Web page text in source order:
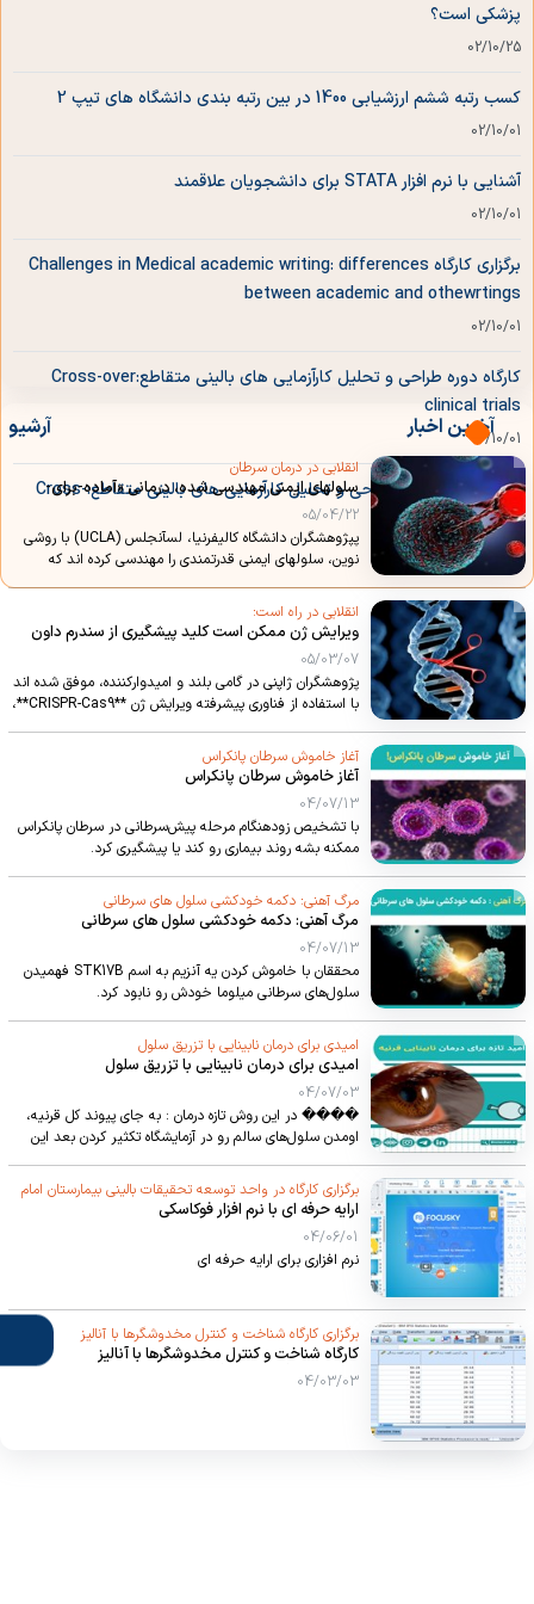
پزشکی است؟
02/10/25
کسب رتبه ششم ارزشیابی 1400 در بین رتبه بندی دانشگاه های تیپ 2
02/10/01
آشنایی با نرم افزار STATA برای دانشجویان علاقمند
02/10/01
برگزاری کارگاه Challenges in Medical academic writing: differences
between academic and othewrtings
02/10/01
کارگاه دوره طراحی و تحلیل کارآزمایی های بالینی متقاطع:Cross-over
clinical trials
02/10/01
برگزاری کارگاه دوره طراحی و تحلیل کارآزمایی های بالینی متقاطع:Cross-
over clinical trials
02/10/01
آخرین اخبار آرشیو
انقلابی در درمان سرطان
سلولهای ایمنی مهندسی شده، درمانی «آماده-برای-
مصرف» ارائه میدهند
05/04/22
پپژوهشگران دانشگاه کالیفرنیا، لسآنجلس (UCLA) با روشی
نوین، سلولهای ایمنی قدرتمندی را مهندسی کرده اند که
طراحی شده اند، نویدبخش درمانی سریعتر، در دسترس تر و
مقرون به صرفه تر برای بیماران مبتلا به سرطان های سخت، از
جمله سرطان تخمدان، هستند.
انقلابی در راه است:
ویرایش ژن ممکن است کلید پیشگیری از سندرم داون
باشد.
05/03/07
پژوهشگران ژاپنی در گامی بلند و امیدوارکننده، موفق شده اند
با استفاده از فناوری پیشرفته ویرایش ژن **CRISPR-Cas9**،
منتشر شده، دریچه ای تازه به سوی درمان های احتمالی برای
این بیماری ژنتیکی در آینده می گشاید.
آغاز خاموش سرطان پانکراس
آغاز خاموش سرطان پانکراس
04/07/13
با تشخیص زودهنگام مرحله پیش‌سرطانی در سرطان پانکراس
ممکنه بشه روند بیماری رو کند یا پیشگیری کرد.
مرگ آهنی: دکمه خودکشی سلول های سرطانی
مرگ آهنی: دکمه خودکشی سلول های سرطانی
04/07/13
محققان با خاموش کردن یه آنزیم به اسم STK17B فهمیدن
سلول‌های سرطانی میلوما خودش رو نابود کرد.
امیدی برای درمان نابینایی با تزریق سلول
امیدی برای درمان نابینایی با تزریق سلول
04/07/03
���� در این روش تازه درمان : به جای پیوند کل قرنیه،
اومدن سلول‌های سالم رو در آزمایشگاه تکثیر کردن بعد این
نتیجه: * سلول‌ها خودشونو به لایه داخلی چشم چسبوندن *
آب اضافه رو بیرون کشیدن * قرنیه دوباره شفاف شد و دید
بیمار برگشت! ����
برگزاری کارگاه در واحد توسعه تحقیقات بالینی بیمارستان امام
خمینی (ره)
ارایه حرفه ای با نرم افزار فوکاسکی
04/06/01
نرم افزاری برای ارایه حرفه ای
برگزاری کارگاه شناخت و کنترل مخدوشگرها با آنالیز
کوواریانس(ANCOVA)
کارگاه شناخت و کنترل مخدوشگرها با آنالیز
کوواریانس(ANCOVA):درک مفاهیم و تمرین عملی با
SPSSو Stata
04/03/03